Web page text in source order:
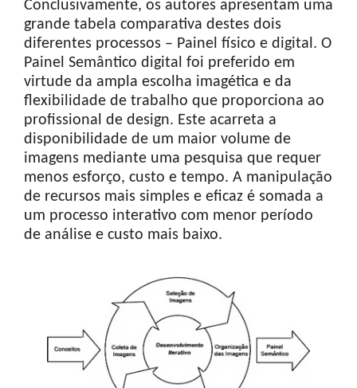
Conclusivamente, os autores apresentam uma
grande tabela comparativa destes dois
diferentes processos – Painel físico e digital. O
Painel Semântico digital foi preferido em
virtude da ampla escolha imagética e da
flexibilidade de trabalho que proporciona ao
profissional de design. Este acarreta a
disponibilidade de um maior volume de
imagens mediante uma pesquisa que requer
menos esforço, custo e tempo. A manipulação
de recursos mais simples e eficaz é somada a
um processo interativo com menor período
de análise e custo mais baixo.